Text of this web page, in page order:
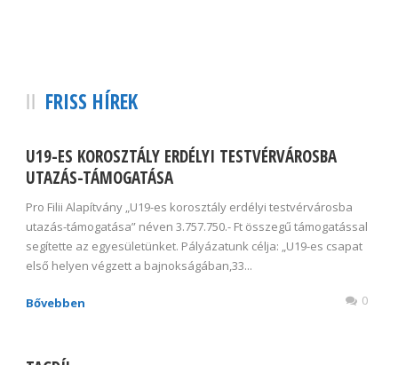
FRISS HÍREK
U19-ES KOROSZTÁLY ERDÉLYI TESTVÉRVÁROSBA
UTAZÁS-TÁMOGATÁSA
Pro Filii Alapítvány „U19-es korosztály erdélyi testvérvárosba
utazás-támogatása” néven 3.757.750.- Ft összegű támogatással
segítette az egyesületünket. Pályázatunk célja: „U19-es csapat
első helyen végzett a bajnokságában,33...
Bővebben 0